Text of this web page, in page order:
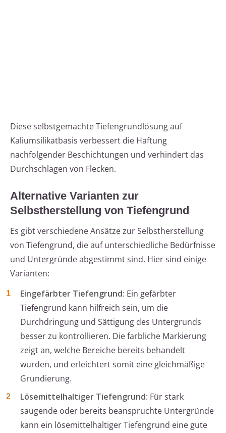
Diese selbstgemachte Tiefengrundlösung auf
Kaliumsilikatbasis verbessert die Haftung
nachfolgender Beschichtungen und verhindert das
Durchschlagen von Flecken.
Alternative Varianten zur
Selbstherstellung von Tiefengrund
Es gibt verschiedene Ansätze zur Selbstherstellung
von Tiefengrund, die auf unterschiedliche Bedürfnisse
und Untergründe abgestimmt sind. Hier sind einige
Varianten:
Eingefärbter Tiefengrund: Ein gefärbter
Tiefengrund kann hilfreich sein, um die
Durchdringung und Sättigung des Untergrunds
besser zu kontrollieren. Die farbliche Markierung
zeigt an, welche Bereiche bereits behandelt
wurden, und erleichtert somit eine gleichmäßige
Grundierung.
Lösemittelhaltiger Tiefengrund: Für stark
saugende oder bereits beanspruchte Untergründe
kann ein lösemittelhaltiger Tiefengrund eine gute